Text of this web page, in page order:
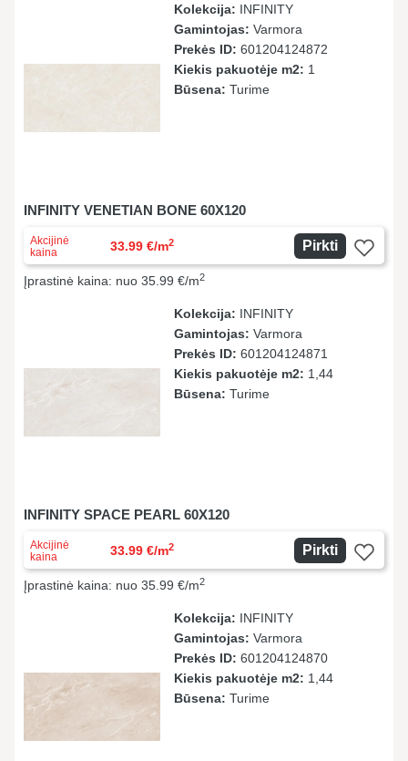
Kolekcija: INFINITY
Gamintojas: Varmora
Prekės ID: 601204124872
Kiekis pakuotėje m2: 1
Būsena: Turime
INFINITY VENETIAN BONE 60X120
Akcijinė
kaina
33.99 €/m2 Pirkti
Įprastinė kaina: nuo 35.99 €/m2
Kolekcija: INFINITY
Gamintojas: Varmora
Prekės ID: 601204124871
Kiekis pakuotėje m2: 1,44
Būsena: Turime
INFINITY SPACE PEARL 60X120
Akcijinė
kaina
33.99 €/m2 Pirkti
Įprastinė kaina: nuo 35.99 €/m2
Kolekcija: INFINITY
Gamintojas: Varmora
Prekės ID: 601204124870
Kiekis pakuotėje m2: 1,44
Būsena: Turime